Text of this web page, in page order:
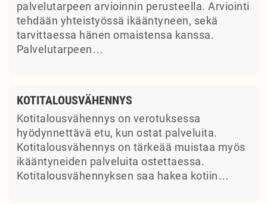
palvelutarpeen arvioinnin perusteella. Arviointi
tehdään yhteistyössä ikääntyneen, sekä
tarvittaessa hänen omaistensa kanssa.
Palvelutarpeen…
KOTITALOUSVÄHENNYS
Kotitalousvähennys on verotuksessa
hyödynnettävä etu, kun ostat palveluita.
Kotitalousvähennys on tärkeää muistaa myös
ikääntyneiden palveluita ostettaessa.
Kotitalousvähennyksen saa hakea kotiin…